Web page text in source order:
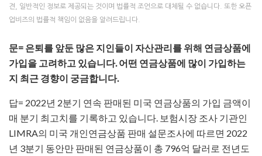
견, 일반적인 정보로 제공되는 것이며 법률적 조언으로 대체될 수 없습니다. 또한 오픈
업비즈의 법률적 책임이 없음을 알려드립니다.
문= 은퇴를 앞둔 많은 지인들이 자산관리를 위해 연금상품에
가입을 고려하고 있습니다. 어떤 연금상품에 많이 가입하는
지 최근 경향이 궁금합니다.
답= 2022년 2분기 연속 판매된 미국 연금상품의 가입 금액이
매 분기 최고치를 기록하고 있습니다. 보험시장 조사 기관인
LIMRA의 미국 개인연금상품 판매 설문조사에 따르면 2022
년 3분기 동안만 판매된 연금상품이 총 796억 달러로 전년도